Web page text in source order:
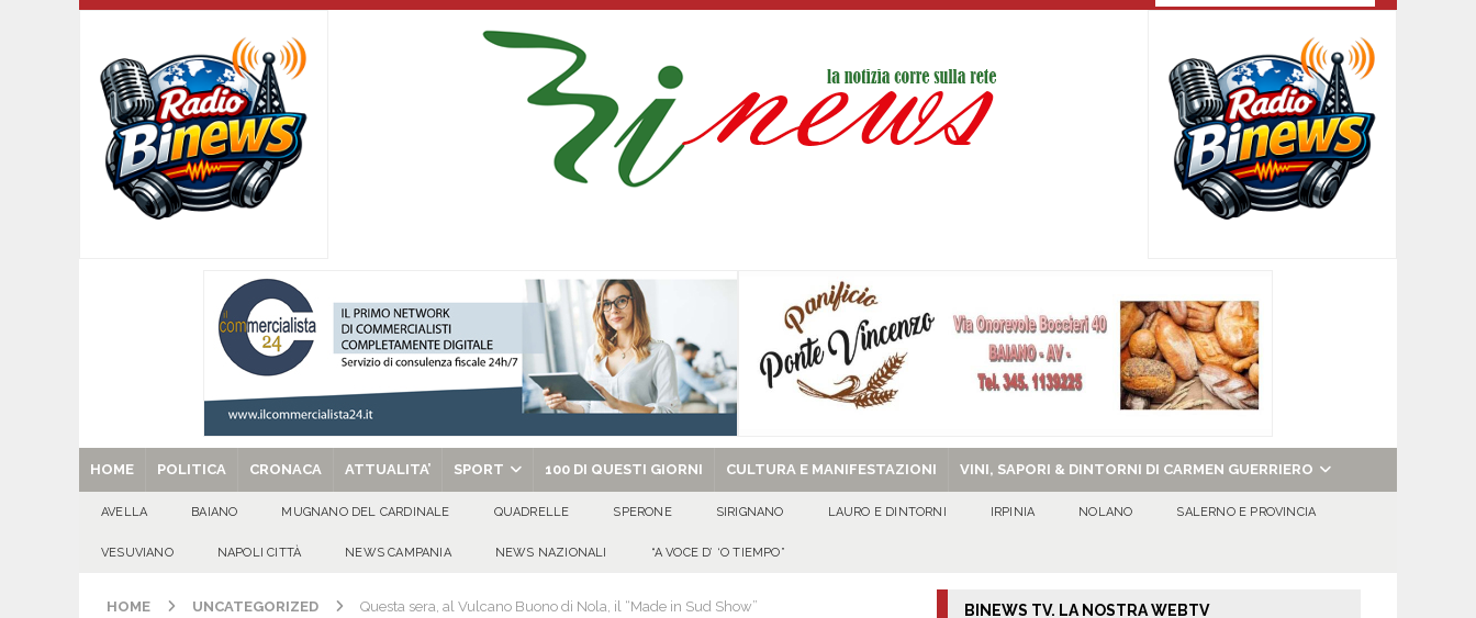
[ 09/08/2026 ] Flumeri, ieri 8 agosto ’26 l’alzata del nuovo “Giglio“ di grano. ALTA IRPINIA
[ 09/08/2026 ] MUGNANO DEL CARDINALE. Chi era Carmine Colucci, il 60enne morto tragicamente nel giorno della festa di
Santa Filomena
[ 09/08/2026 ] Baiano, smarrito un Chihuahua: l’appello per ritrovarlo ATTUALITA'
[ 09/08/2026 ]
[ 09/08/2026 ] Mugnano del Cardinale, tragedia nel giorno di Santa Filomena: muore il 60enne Carmine Colucci
ATTUALITA'
[ 29/08/2025 ] SANT’Oggi. Venerdì 29 agosto la chiesa celebra il Martirio di san Giovanni Battista e santa Sabina EVIDENZA
HOME POLITICA CRONACA ATTUALITA’ SPORT 100 DI QUESTI GIORNI CULTURA E MANIFESTAZIONI VINI, SAPORI & DINTORNI DI CARMEN GUERRIERO
AVELLA BAIANO MUGNANO DEL CARDINALE QUADRELLE SPERONE SIRIGNANO LAURO E DINTORNI IRPINIA NOLANO SALERNO E PROVINCIA
VESUVIANO NAPOLI CITTÀ NEWS CAMPANIA NEWS NAZIONALI “A VOCE D’ ‘O TIEMPO”
HOME UNCATEGORIZED Questa sera, al Vulcano Buono di Nola, il “Made in Sud Show” BINEWS TV. LA NOSTRA WEBTV